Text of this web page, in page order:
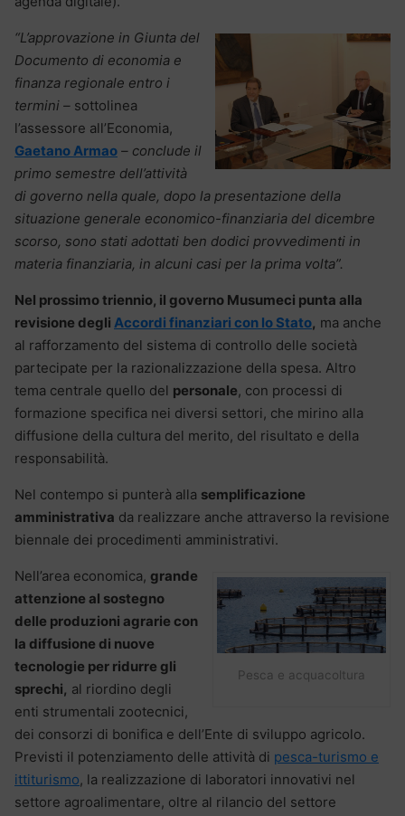
“L’approvazione in Giunta del
Documento di economia e
finanza regionale entro i
termini – sottolinea
l’assessore all’Economia,
Gaetano Armao – conclude il
primo semestre dell’attività
di governo nella quale, dopo la presentazione della
situazione generale economico-finanziaria del dicembre
scorso, sono stati adottati ben dodici provvedimenti in
materia finanziaria, in alcuni casi per la prima volta”.
Nel prossimo triennio, il governo Musumeci punta alla
revisione degli Accordi finanziari con lo Stato, ma anche
al rafforzamento del sistema di controllo delle società
partecipate per la razionalizzazione della spesa. Altro
tema centrale quello del personale, con processi di
formazione specifica nei diversi settori, che mirino alla
diffusione della cultura del merito, del risultato e della
responsabilità.
Nel contempo si punterà alla semplificazione
amministrativa da realizzare anche attraverso la revisione
biennale dei procedimenti amministrativi.
Pesca e acquacoltura
Nell’area economica, grande
attenzione al sostegno
delle produzioni agrarie con
la diffusione di nuove
tecnologie per ridurre gli
sprechi, al riordino degli
enti strumentali zootecnici,
dei consorzi di bonifica e dell’Ente di sviluppo agricolo.
Previsti il potenziamento delle attività di pesca-turismo e
ittiturismo, la realizzazione di laboratori innovativi nel
settore agroalimentare, oltre al rilancio del settore